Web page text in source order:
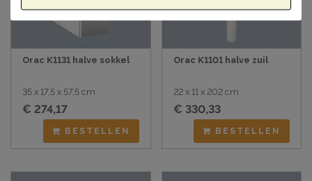
Orac K1131 halve sokkel
35 x 17,5 x 57,5 cm
€ 274,17
BESTELLEN
Orac K1101 halve zuil
22 x 11 x 202 cm
€ 330,33
BESTELLEN